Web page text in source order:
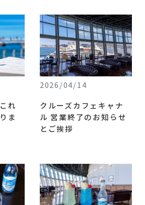
れ
ま
2026/04/14
クルーズカフェキャナ
ル 営業終了のお知らせ
とご挨拶